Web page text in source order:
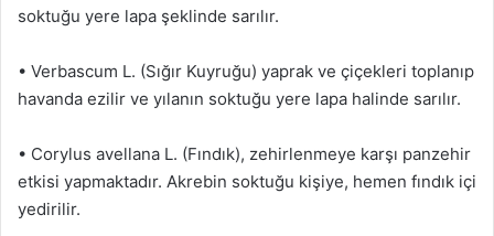
soktuğu yere lapa şeklinde sarılır.
• Verbascum L. (Sığır Kuyruğu) yaprak ve çiçekleri toplanıp
havanda ezilir ve yılanın soktuğu yere lapa halinde sarılır.
• Corylus avellana L. (Fındık), zehirlenmeye karşı panzehir
etkisi yapmaktadır. Akrebin soktuğu kişiye, hemen fındık içi
yedirilir.